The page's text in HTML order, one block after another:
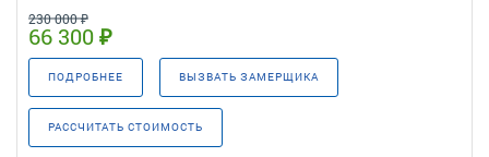
230 000 ₽
66 300 ₽
ПОДРОБНЕЕ ВЫЗВАТЬ ЗАМЕРЩИКА
РАССЧИТАТЬ СТОИМОСТЬ